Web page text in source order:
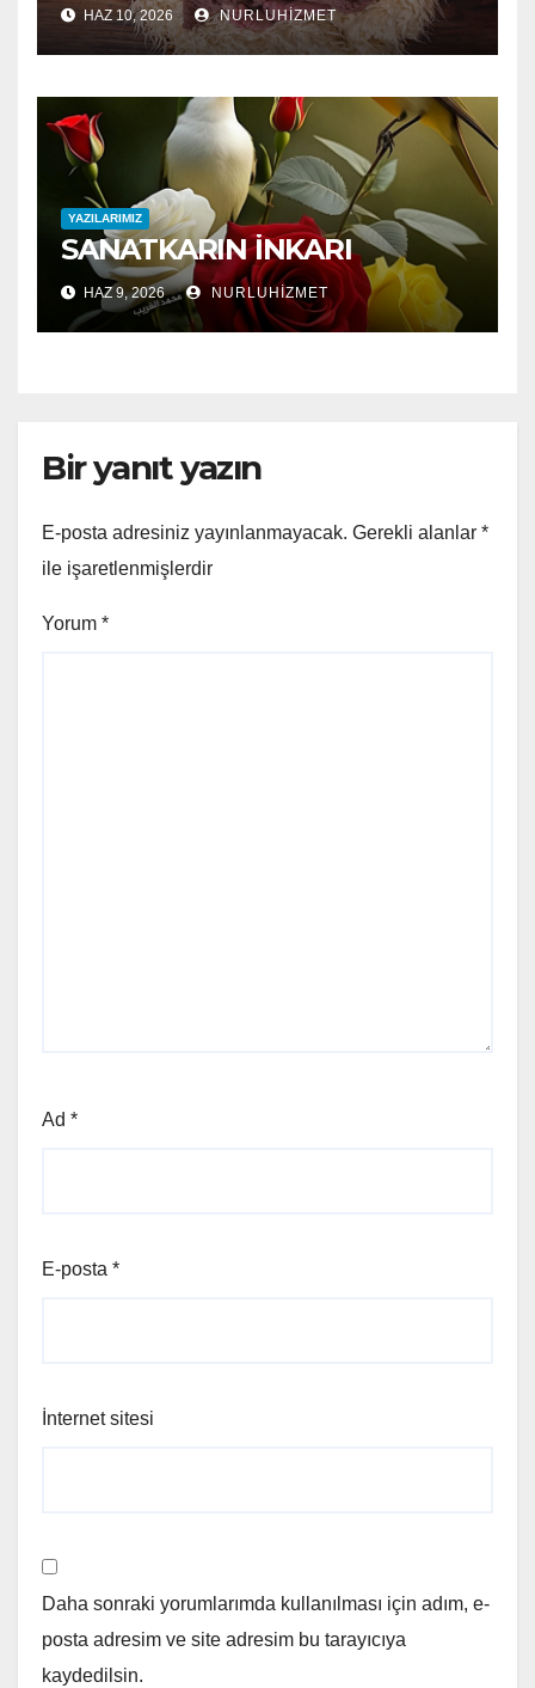
HAZ 10, 2026 NURLUHIZMET
YAZILARIMIZ
SANATKARIN İNKARI
HAZ 9, 2026 NURLUHIZMET
Bir yanıt yazın
E-posta adresiniz yayınlanmayacak. Gerekli alanlar *
ile işaretlenmişlerdir
Yorum *
Ad *
E-posta *
İnternet sitesi
Daha sonraki yorumlarımda kullanılması için adım, e-
posta adresim ve site adresim bu tarayıcıya
kaydedilsin.